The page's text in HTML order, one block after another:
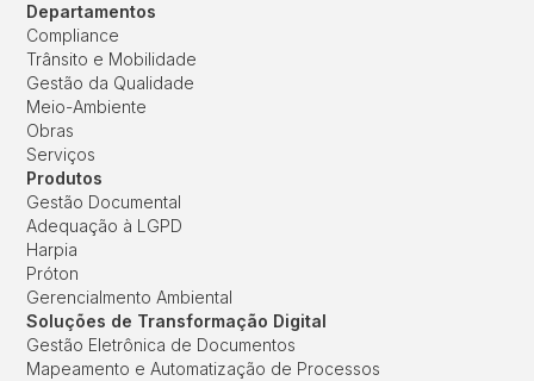
Departamentos
Compliance
Trânsito e Mobilidade
Gestão da Qualidade
Meio-Ambiente
Obras
Serviços
Produtos
Gestão Documental
Adequação à LGPD
Harpia
Próton
Gerencialmento Ambiental
Soluções de Transformação Digital
Gestão Eletrônica de Documentos
Mapeamento e Automatização de Processos